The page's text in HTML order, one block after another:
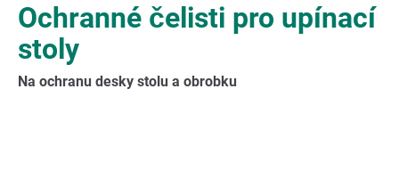
Ochranné čelisti pro upínací
stoly
Na ochranu desky stolu a obrobku